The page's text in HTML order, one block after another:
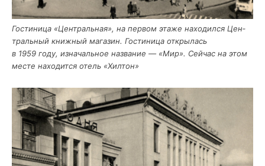
Гости­ни­ца «Цен­траль­ная», на пер­вом эта­же нахо­дил­ся Цен­
траль­ный книж­ный мага­зин. Гости­ни­ца откры­лась
в 1959 году, изна­чаль­ное назва­ние — «Мир». Сей­час на этом
месте нахо­дит­ся отель «Хил­тон»